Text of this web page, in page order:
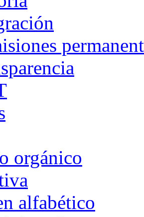
orgánico
alfabético